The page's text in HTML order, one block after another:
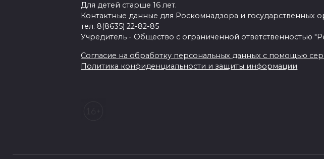
Для детей старше 16 лет.
Контактные данные для Роскомнадзора и государственных
тел. 8(8635) 22-82-85
Учредитель - Общество с ограниченной ответственностью
Согласие на обработку персональных данных с помощью
Политика конфиденциальности и защиты информации